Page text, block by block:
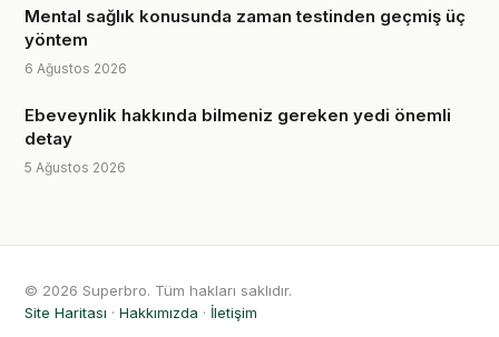
Mental sağlık konusunda zaman testinden geçmiş üç
yöntem
6 Ağustos 2026
Ebeveynlik hakkında bilmeniz gereken yedi önemli
detay
5 Ağustos 2026
© 2026 Superbro. Tüm hakları saklıdır.
Site Haritası · Hakkımızda · İletişim